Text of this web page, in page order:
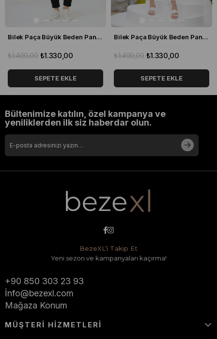
Bilek Paça Büyük Beden Pantolon Siyah
₺1.330,00
₺1.400,00
SEPETE EKLE
Bilek Paça Büyük Beden Pantolon Ekru
₺1.330,00
₺1.400,00
SEPETE EKLE
Bültenimize katılın, özel kampanya ve
yeniliklerden ilk siz haberdar olun.
BezeXL’i Takip Et
Yeni sezon ve kampanyaları kaçırma!
+90 850 303 23 93
İnfo@bezexl.com
Mağaza Konum
MÜŞTERİ HİZMETLERİ